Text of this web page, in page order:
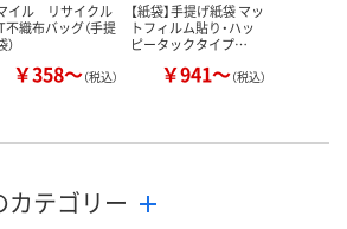
イル リサイクル
不織布バッグ（手提
）
￥358～（税込）
【紙袋】手提げ紙袋 マッ
トフィルム貼り・ハッ
ピータックタイプ…
￥941～（税込）
テゴリー